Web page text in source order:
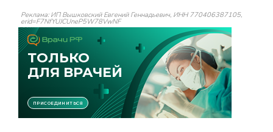
Реклама: ИП Вышковский Евгений Геннадьевич, ИНН 770406387105,
erid=F7NfYUJCUneP5W78VwNF